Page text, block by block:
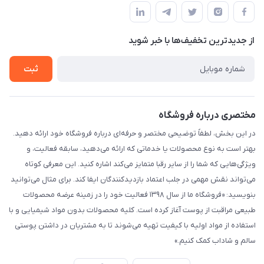
لیست محصولات
درباره ما
قوانین و مقررات
حریم خصوصی
راهنما
از جدید‌ترین تخفیف‌ها با‌ خبر شوید
ثبت
مختصری درباره فروشگاه
در این بخش، لطفاً توضیحی مختصر و حرفه‌ای درباره فروشگاه خود ارائه دهید.
بهتر است به نوع محصولات یا خدماتی که ارائه می‌دهید، سابقه فعالیت، و
ویژگی‌هایی که شما را از سایر رقبا متمایز می‌کند اشاره کنید. این معرفی کوتاه
می‌تواند نقش مهمی در جلب اعتماد بازدیدکنندگان ایفا کند. برای مثال می‌توانید
بنویسید: «فروشگاه ما از سال ۱۳۹۸ فعالیت خود را در زمینه عرضه محصولات
طبیعی مراقبت از پوست آغاز کرده است. کلیه محصولات بدون مواد شیمیایی و با
استفاده از مواد اولیه با کیفیت تهیه می‌شوند تا به مشتریان در داشتن پوستی
سالم و شاداب کمک کنیم.»